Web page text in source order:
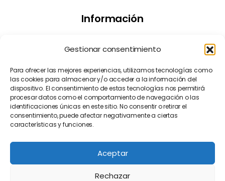
Gestionar consentimiento
Para ofrecer las mejores experiencias, utilizamos tecnologías como
las cookies para almacenar y/o acceder a la información del
dispositivo. El consentimiento de estas tecnologías nos permitirá
procesar datos como el comportamiento de navegación o las
identificaciones únicas en este sitio. No consentir o retirar el
consentimiento, puede afectar negativamente a ciertas
características y funciones.
Aceptar
Rechazar
Información
Política de Privacidad
Contacto
Manifiesto EFA [EN]